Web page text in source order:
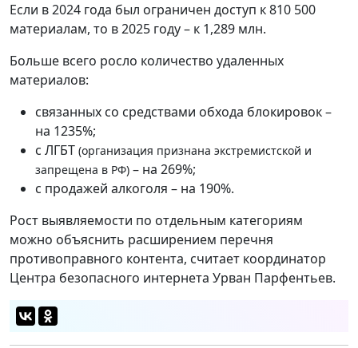
Если в 2024 года был ограничен доступ к 810 500
материалам, то в 2025 году – к 1,289 млн.
Больше всего росло количество удаленных
материалов:
связанных со средствами обхода блокировок –
на 1235%;
с ЛГБТ (организация признана экстремистской и
запрещена в РФ) – на 269%;
с продажей алкоголя – на 190%.
Рост выявляемости по отдельным категориям
можно объяснить расширением перечня
противоправного контента, считает координатор
Центра безопасного интернета Урван Парфентьев.